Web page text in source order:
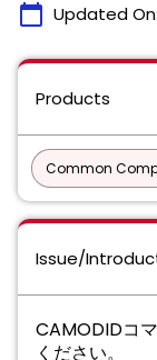
calendar_today Updated On:
Products
Common
Issue/
CAMODIDコ
ください。